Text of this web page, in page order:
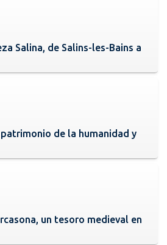
Salina, de Salins-les-Bains a
de la humanidad y
un tesoro medieval en